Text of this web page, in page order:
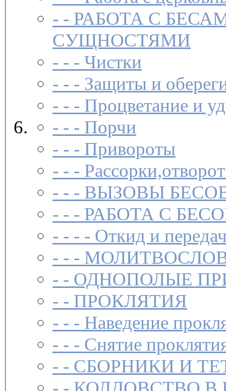
- - РАБОТА С
СУЩНОСТЯМИ
- - - Чистки­
- - - Защиты и
- - - Процветание и
- - - Порчи
- - - Привороты
- - -
- - - ВЫЗОВЫ
- - - РАБОТА С
- - - - Откид и
- - -
- - ОДНОПОЛЫЕ
- - ПРОКЛЯТИЯ
- - - Наведение
- - - Снятие
- - СБОРНИКИ И